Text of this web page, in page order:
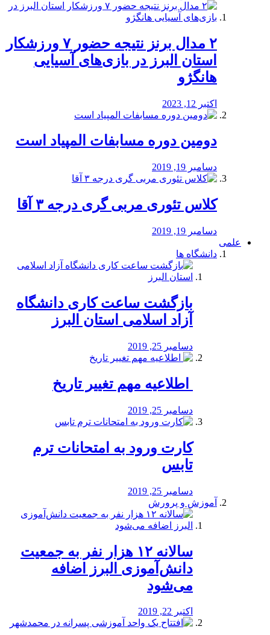
۲ مدال برنز نتیجه حضور ۷ ورزشکار
استان البرز در بازی‌های آسیایی
هانگژو
اکتبر 12, 2023
دومین دوره مسابفات المپیاد است
دسامبر 19, 2019
کلاس تئوری مربی گری درجه ۳ آقا
دسامبر 19, 2019
علمی
دانشگاه ها
بازگشت ساعت کاری دانشگاه
آزاد اسلامی استان البرز
دسامبر 25, 2019
️ اطلاعیه مهم تغییر تاریخ
دسامبر 25, 2019
کارت ورود به امتحانات ترم
تابس
دسامبر 25, 2019
آموزش و پرورش
️سالانه ۱۲ هزار نفر به جمعیت
دانش‌آموزی البرز اضافه
می‌شود
اکتبر 22, 2019